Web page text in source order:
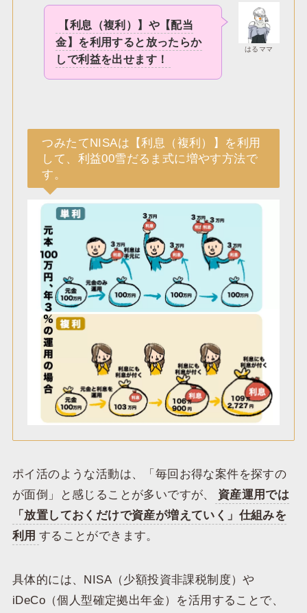
はるママ
【利息（複利）】や【配当
金】を利用すると放ったらか
しで利益を出せます！
つみたてNISAは【利息（複利）】を利用
して、利益00雪だるま式に増やす方法で
す。
ポイ活のような活動は、「毎回お得な案件を探すの
が面倒」と感じることが多いですが、
資産運用では
「放置しておくだけで資産が増えていく」仕組みを
利用 することができます。
具体的には、NISA（少額投資非課税制度）や
iDeCo（個人型確定拠出年金）を活用することで、